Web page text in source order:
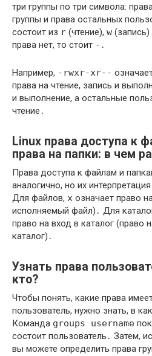
три группы по три символа:
группы и права остальных
состоит из r (чтение), w (запись)
права нет, то стоит - ․
Например, -rwxr-xr--
права на чтение, запись и
и выполнение, а остальные
чтение․
Linux права доступа к
права на папки: в чем
Права доступа к файлам и
аналогично, но их
Для файлов, x означает право
исполняемый файл)․ Для
право на вход в каталог (право
каталог)․
Узнать права
кто?
Чтобы понять, какие права
пользователь, нужно знать, в
Команда groups username
состоит пользователь․ Затем,
вы можете определить права